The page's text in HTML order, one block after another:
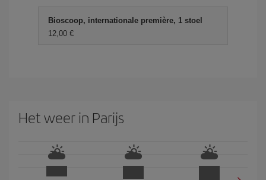
Bioscoop, internationale première, 1 stoel
12,00 €
Het weer in Parijs